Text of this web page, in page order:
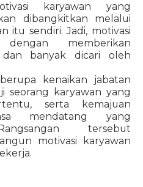
karyawan yang
dibangkitkan melalui
itu sendiri. Jadi, motivasi
memberikan
banyak dicari oleh
kenaikan jabatan
seorang karyawan yang
serta kemajuan
mendatang yang
tersebut
motivasi karyawan